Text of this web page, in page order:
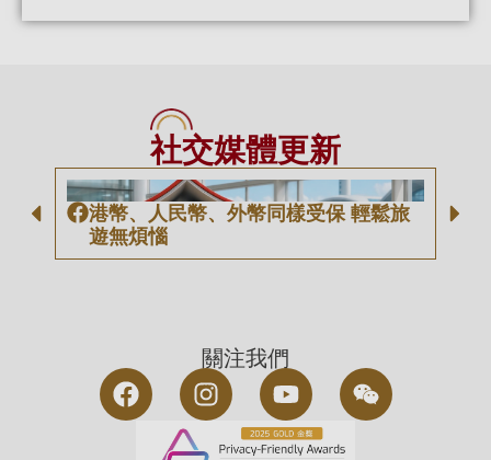
社交媒體更新
港幣、人民幣、外幣同樣受保 輕鬆旅
遊無煩惱
關注我們